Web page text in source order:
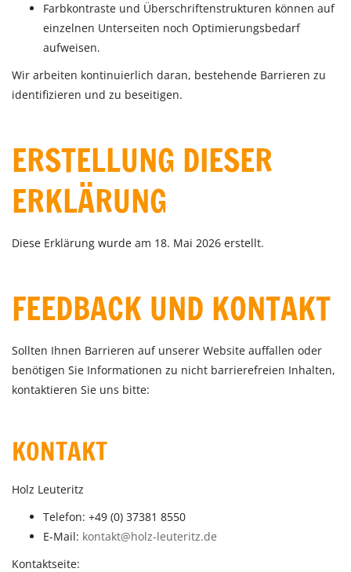
Farbkontraste und Überschriftenstrukturen können auf
einzelnen Unterseiten noch Optimierungsbedarf
aufweisen.
Wir arbeiten kontinuierlich daran, bestehende Barrieren zu
identifizieren und zu beseitigen.
ERSTELLUNG DIESER
ERKLÄRUNG
Diese Erklärung wurde am 18. Mai 2026 erstellt.
FEEDBACK UND KONTAKT
Sollten Ihnen Barrieren auf unserer Website auffallen oder
benötigen Sie Informationen zu nicht barrierefreien Inhalten,
kontaktieren Sie uns bitte:
KONTAKT
Holz Leuteritz
Telefon: +49 (0) 37381 8550
E-Mail: kontakt@holz-leuteritz.de
Kontaktseite: